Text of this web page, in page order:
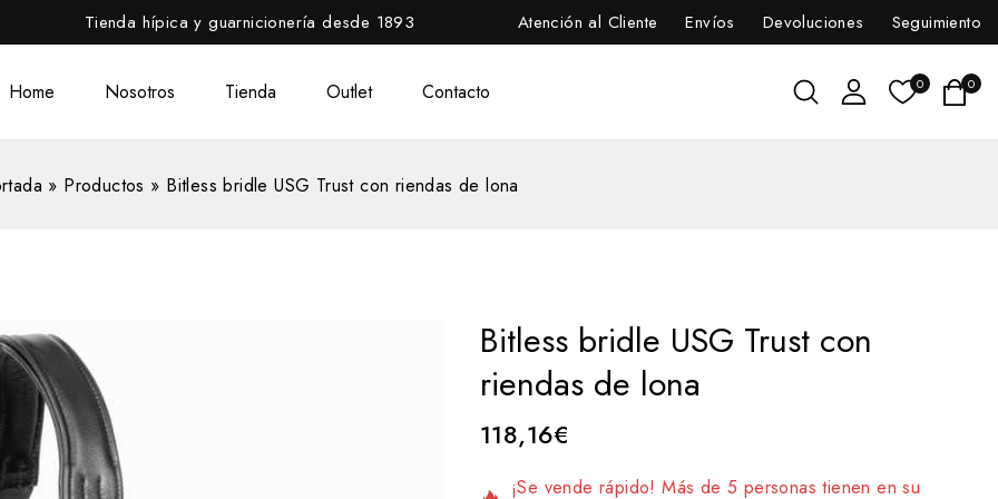
Tienda hípica y guarnicionería desde 1893 Atención al Cliente Envíos Devoluciones Seguimiento
Home Nosotros Tienda Outlet Contacto 0 0
» Productos » Bitless bridle USG Trust con riendas de lona
Bitless bridle USG Trust con
riendas de lona
118,16€
14 productos vendidos en las últimas 7 horas
¡Se vende rápido! Más de 5 personas tienen en su